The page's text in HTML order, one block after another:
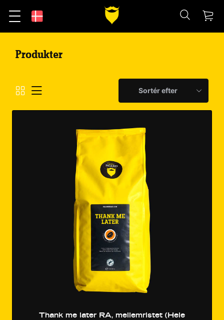
Produkter
Thank me later RA, mellemristet (Hele